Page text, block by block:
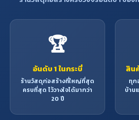
มืออกสิก
มือกสิกร
คาน วง
🏆
อันดับ 1 ในกระบี่
ร้านวัสดุก่อสร้างที่ใหญ่ที่สุด
ครบที่สุด ไว้วางใจได้มากว่า
20 ปี
สิน
ทุก
บ้าน